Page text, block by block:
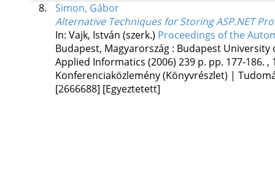
8.
Simon, Gábor
Alternative Techniques for Storing ASP.NET
In: Vajk, István (szerk.) Proceedings of the
Budapest, Magyarország : Budapest University
Applied Informatics (2006) 239 p. pp. 177-186. ,
Konferenciaközlemény (Könyvrészlet) |
[2666688] [Egyeztetett]